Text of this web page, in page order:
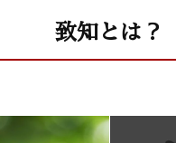
致知とは？